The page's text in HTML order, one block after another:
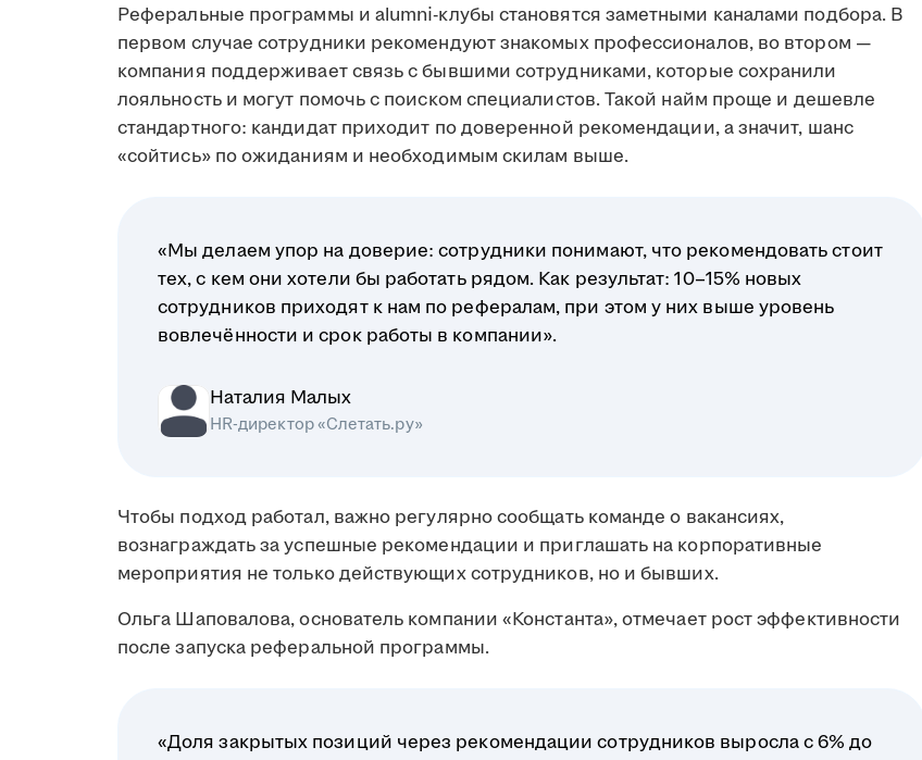
Реферальные программы и alumni-клубы становятся заметными каналами подбора. В
первом случае сотрудники рекомендуют знакомых профессионалов, во втором —
компания поддерживает связь с бывшими сотрудниками, которые сохранили
лояльность и могут помочь с поиском специалистов. Такой найм проще и дешевле
стандартного: кандидат приходит по доверенной рекомендации, а значит, шанс
«сойтись» по ожиданиям и необходимым скилам выше.
«Мы делаем упор на доверие: сотрудники понимают, что рекомендовать стоит
тех, с кем они хотели бы работать рядом. Как результат: 10–15% новых
сотрудников приходят к нам по рефералам, при этом у них выше уровень
вовлечённости и срок работы в компании».
Наталия Малых
HR-директор «Слетать.ру»
Чтобы подход работал, важно регулярно сообщать команде о вакансиях,
вознаграждать за успешные рекомендации и приглашать на корпоративные
мероприятия не только действующих сотрудников, но и бывших.
Ольга Шаповалова, основатель компании «Константа», отмечает рост эффективности
после запуска реферальной программы.
«Доля закрытых позиций через рекомендации сотрудников выросла с 6% до